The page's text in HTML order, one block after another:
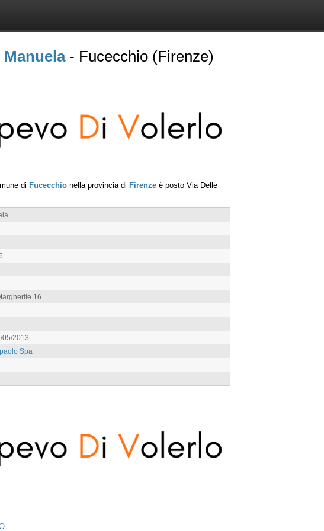
- Fucecchio (Firenze)
di Fucecchio nella provincia di Firenze è posto Via Delle
16
05/2013
Spa